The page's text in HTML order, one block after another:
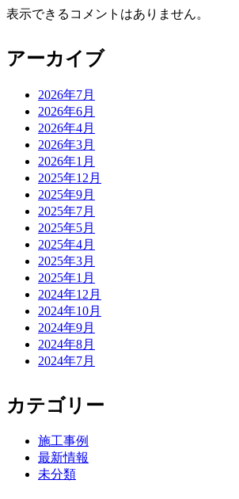
表示できるコメントはありません。
アーカイブ
2026年7月
2026年6月
2026年4月
2026年3月
2026年1月
2025年12月
2025年9月
2025年7月
2025年5月
2025年4月
2025年3月
2025年1月
2024年12月
2024年10月
2024年9月
2024年8月
2024年7月
カテゴリー
施工事例
最新情報
未分類